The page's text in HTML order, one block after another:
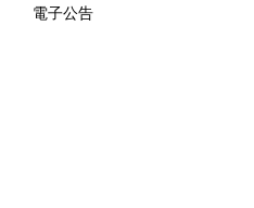
電子公告